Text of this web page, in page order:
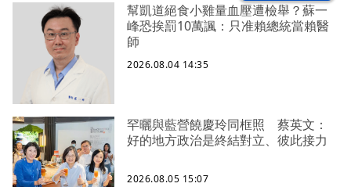
幫凱道絕食小雞量血壓遭檢舉？蘇一
峰恐挨罰10萬諷：只准賴總統當賴醫
師
2026.08.04 14:35
罕曬與藍營饒慶玲同框照 蔡英文：
好的地方政治是終結對立、彼此接力
2026.08.05 15:07